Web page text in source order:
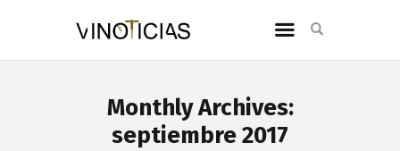
Monthly Archives:
septiembre 2017